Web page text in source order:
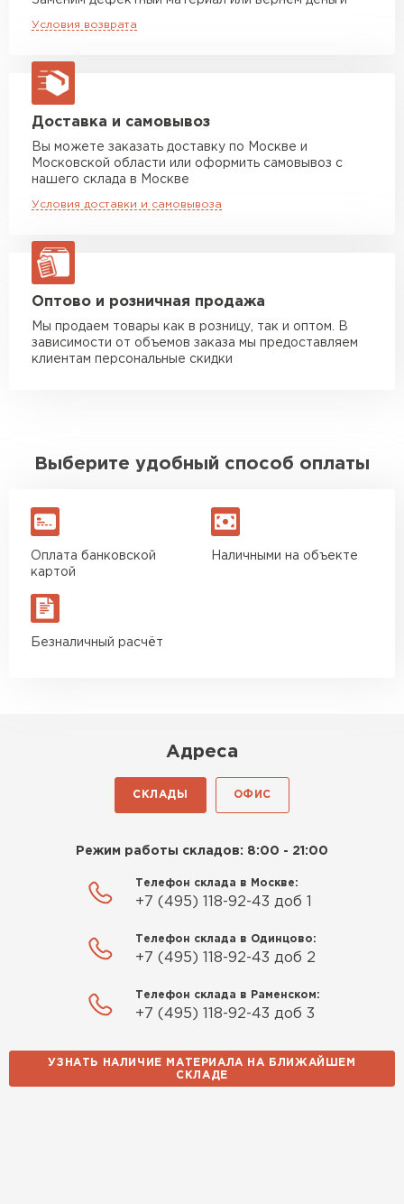
черепицы.
макс. длина груза 13,5 м
Манипулятор до 5 тн
макс. длина груза 6 м
Манипулятор до 10 тн
макс. длина груза 8 м
Манипулятор до 20 тн
Условия возврата
Доставка и самовывоз
Вы можете заказать доставку по Москве и
Московской области или оформить самовывоз с
нашего склада в Москве
Условия доставки и самовывоза
Оптово и розничная продажа
Мы продаем товары как в розницу, так и оптом. В
зависимости от объемов заказа мы предоставляем
клиентам персональные скидки
Выберите удобный способ оплаты
Оплата банковской
картой
Наличными на объекте
Безналичный расчёт
Адреса
СКЛАДЫ ОФИС
Режим работы складов: 8:00 - 21:00
Телефон склада в Москве:
+7 (495) 118-92-43 доб 1
Телефон склада в Одинцово:
+7 (495) 118-92-43 доб 2
Телефон склада в Раменском:
+7 (495) 118-92-43 доб 3
УЗНАТЬ НАЛИЧИЕ МАТЕРИАЛА НА БЛИЖАЙШЕМ
СКЛАДЕ